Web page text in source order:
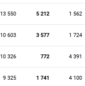
13 550 5 212 1 562
10 603 3 577 1 724
10 326 772 4 391
9 325 1 741 4 100